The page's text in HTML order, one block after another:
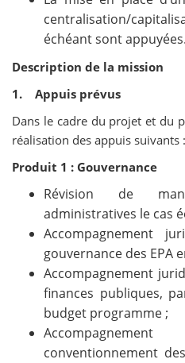
centralisation/
échéant sont appuyées.
Description de la mission
1. Appuis prévus
Dans le cadre du projet et du
réalisation des appuis suivants :
Produit 1 : Gouvernance
Révision de
administratives le cas
Accompagnement
gouvernance des EPA
Accompagnement
finances publiques,
budget programme ;
conventionnement